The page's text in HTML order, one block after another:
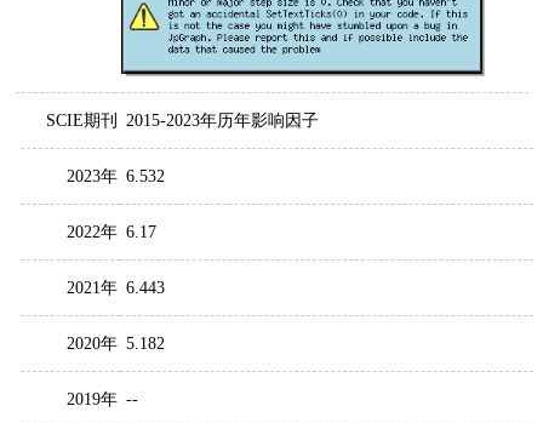
SCIE期刊 2015-2023年历年影响因子
2023年 6.532
2022年 6.17
2021年 6.443
2020年 5.182
2019年 --